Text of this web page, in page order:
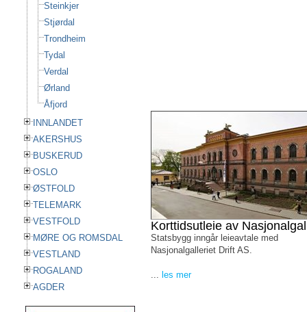
Steinkjer
Stjørdal
Trondheim
Tydal
Verdal
Ørland
Åfjord
INNLANDET
AKERSHUS
BUSKERUD
OSLO
ØSTFOLD
TELEMARK
VESTFOLD
MØRE OG ROMSDAL
VESTLAND
ROGALAND
AGDER
Korttidsutleie av
Statsbygg inngår leieavtale med
Nasjonalgalleriet Drift AS.
... les mer